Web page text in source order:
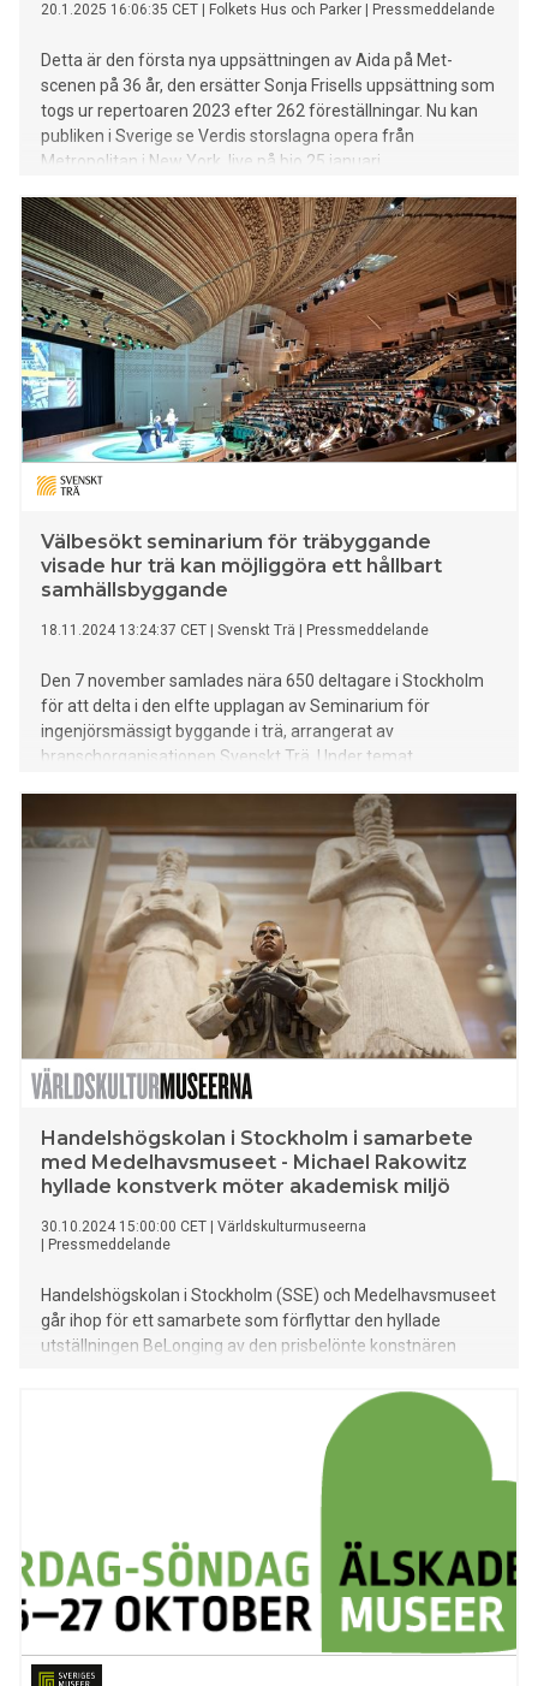
20.1.2025 16:06:35 CET Folkets Hus och Parker Pressmeddelande
Detta är den första nya uppsättningen av Aida på Met-
scenen på 36 år, den ersätter Sonja Frisells uppsättning som
togs ur repertoaren 2023 efter 262 föreställningar. Nu kan
publiken i Sverige se Verdis storslagna opera från
Metropolitan i New York, live på bio 25 januari.
Välbesökt seminarium för träbyggande
visade hur trä kan möjliggöra ett hållbart
samhällsbyggande
18.11.2024 13:24:37 CET Svenskt Trä Pressmeddelande
Den 7 november samlades nära 650 deltagare i Stockholm
för att delta i den elfte upplagan av Seminarium för
ingenjörsmässigt byggande i trä, arrangerat av
branschorganisationen Svenskt Trä. Under temat
evenemang tydligt hur trä kan möjliggöra ett hållbart
samhällsbyggande. Dessutom delades pris ut till årets bästa
examensarbete inom trä och träbyggande.
Handelshögskolan i Stockholm i samarbete
med Medelhavsmuseet - Michael Rakowitz
hyllade konstverk möter akademisk miljö
30.10.2024 15:00:00 CET
Världskulturmuseerna
Pressmeddelande
Handelshögskolan i Stockholm (SSE) och Medelhavsmuseet
går ihop för ett samarbete som förflyttar den hyllade
utställningen BeLonging av den prisbelönte konstnären
Utställningen, som tidigare visades på Medelhavsmuseet,
kommer att vara öppen för både studenter, anställda och
allmänheten från 31 oktober 2024 till 12 januari 2025. Detta
initiativ är ett led i Handelshögskolans Art Initiative, som
syftar till att integrera samtidskonst i skolans akademiska
erfarenheterna för studenter och anställda. Utöver
konstverken kommer samarbetet även att innefatta en rad
programpunkter, inklusive art talks och samtal där
konstnären och andra framstående personer inom konst
och kultur belyser frågor kring kulturarv, exil och tillhörighet. -
Vi är mycket glada över det här spännande samarbetet med